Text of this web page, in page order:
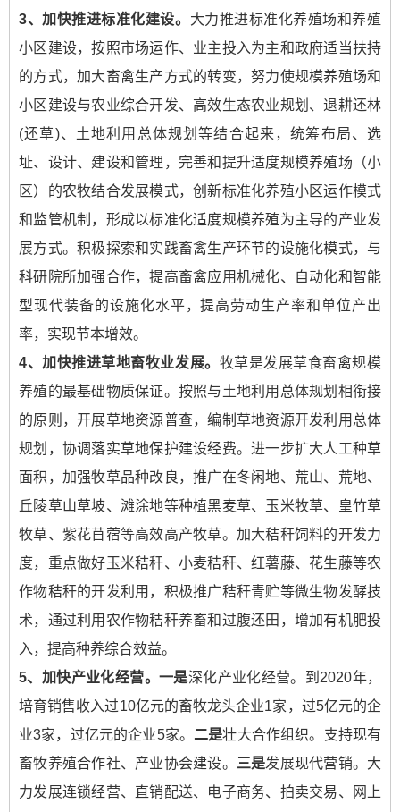
3、加快推进标准化建设。 大力推进标准化养殖场和养殖
小区建设，按照市场运作、业主投入为主和政府适当扶持
的方式，加大畜禽生产方式的转变，努力使规模养殖场和
小区建设与农业综合开发、高效生态农业规划、退耕还林
(还草)、土地利用总体规划等结合起来，统筹布局、选
址、设计、建设和管理，完善和提升适度规模养殖场（小
区）的农牧结合发展模式，创新标准化养殖小区运作模式
和监管机制，形成以标准化适度规模养殖为主导的产业发
展方式。积极探索和实践畜禽生产环节的设施化模式，与
科研院所加强合作，提高畜禽应用机械化、自动化和智能
型现代装备的设施化水平，提高劳动生产率和单位产出
率，实现节本增效。
4、加快推进草地畜牧业发展。 牧草是发展草食畜禽规模
养殖的最基础物质保证。按照与土地利用总体规划相衔接
的原则，开展草地资源普查，编制草地资源开发利用总体
规划，协调落实草地保护建设经费。进一步扩大人工种草
面积，加强牧草品种改良，推广在冬闲地、荒山、荒地、
丘陵草山草坡、滩涂地等种植黑麦草、玉米牧草、皇竹草
牧草、紫花苜蓿等高效高产牧草。加大秸秆饲料的开发力
度，重点做好玉米秸秆、小麦秸秆、红薯藤、花生藤等农
作物秸秆的开发利用，积极推广秸秆青贮等微生物发酵技
术，通过利用农作物秸秆养畜和过腹还田，增加有机肥投
入，提高种养综合效益。
5、加快产业化经营。 一是深化产业化经营。到2020年，
培育销售收入过10亿元的畜牧龙头企业1家，过5亿元的企
业3家，过亿元的企业5家。 二是壮大合作组织。支持现有
畜牧养殖合作社、产业协会建设。 三是发展现代营销。大
力发展连锁经营、直销配送、电子商务、拍卖交易、网上